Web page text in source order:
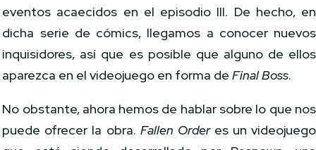
eventos acaecidos en el episodio III. De hecho, en
dicha serie de cómics, llegamos a conocer nuevos
inquisidores, así que es posible que alguno de ellos
aparezca en el videojuego en forma deFinal Boss.
No obstante, ahora hemos de hablar sobre lo que nos
puede ofrecer la obra. Fallen Order es un videojuego